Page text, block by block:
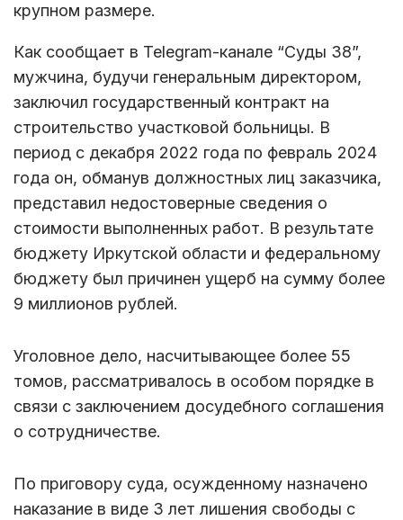
крупном размере.
Как сообщает в Telegram-канале “Суды 38”,
мужчина, будучи генеральным директором,
заключил государственный контракт на
строительство участковой больницы. В
период с декабря 2022 года по февраль 2024
года он, обманув должностных лиц заказчика,
представил недостоверные сведения о
стоимости выполненных работ. В результате
бюджету Иркутской области и федеральному
бюджету был причинен ущерб на сумму более
9 миллионов рублей.
Уголовное дело, насчитывающее более 55
томов, рассматривалось в особом порядке в
связи с заключением досудебного соглашения
о сотрудничестве.
По приговору суда, осужденному назначено
наказание в виде 3 лет лишения свободы с